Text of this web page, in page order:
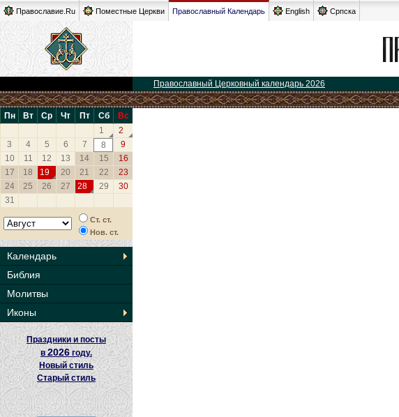
Православие.Ru Поместные Церкви Православный Календарь English Српска
Православный Церковный календарь 2026
Пн Вт Ср Чт Пт Сб
Вс
1
2
3
4 5 6 7 8
9
10
11 12 13 14 15
16
17
18 19 20 21 22
23
24
25 26 27 28 29
30
31
Ст. ст.
Нов. ст.
Календарь
Библия
Молитвы
Иконы
Праздники и посты
в2026 году.
Новый стиль
Старый стиль